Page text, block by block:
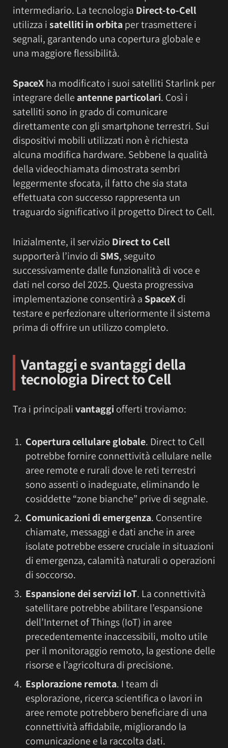
intermediario. La tecnologia Direct-to-Cell
utilizza isatelliti in orbitaper trasmettere i
segnali, garantendo una copertura globale e
una maggiore flessibilità.
SpaceXha modificato i suoi satelliti Starlink per
integrare delle antenne particolari. Così i
satelliti sono in grado di comunicare
direttamente con gli smartphone terrestri. Sui
dispositivi mobili utilizzati non è richiesta
alcuna modifica hardware. Sebbene la qualità
della videochiamata dimostrata sembri
leggermente sfocata, il fatto che sia stata
effettuata con successo rappresenta un
traguardo significativo il progetto Direct to Cell.
Inizialmente, il servizio Direct to Cell
supporterà l’invio di SMS, seguito
successivamente dalle funzionalità di voce e
dati nel corso del 2025. Questa progressiva
implementazione consentirà a SpaceXdi
testare e perfezionare ulteriormente il sistema
prima di offrire un utilizzo completo.
Vantaggi e svantaggi della
tecnologia Direct to Cell
Tra i principalivantaggiofferti troviamo:
Copertura cellulare globale. Direct to Cell
potrebbe fornire connettività cellulare nelle
aree remote e rurali dove le reti terrestri
sono assenti o inadeguate, eliminando le
cosiddette “zone bianche” prive di segnale.
Comunicazioni di emergenza. Consentire
chiamate, messaggi e dati anche in aree
isolate potrebbe essere cruciale in situazioni
di emergenza, calamità naturali o operazioni
di soccorso.
Espansione dei servizi IoT. La connettività
satellitare potrebbe abilitare l’espansione
dell’Internet of Things (IoT) in aree
precedentemente inaccessibili, molto utile
per il monitoraggio remoto, la gestione delle
risorse e l’agricoltura di precisione.
Esplorazione remota. I team di
esplorazione, ricerca scientifica o lavori in
aree remote potrebbero beneficiare di una
connettività affidabile, migliorando la
comunicazione e la raccolta dati.